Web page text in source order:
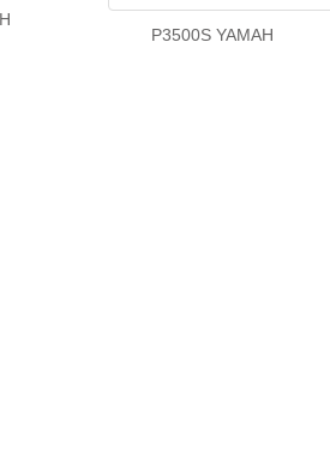
P3500S YAMAH